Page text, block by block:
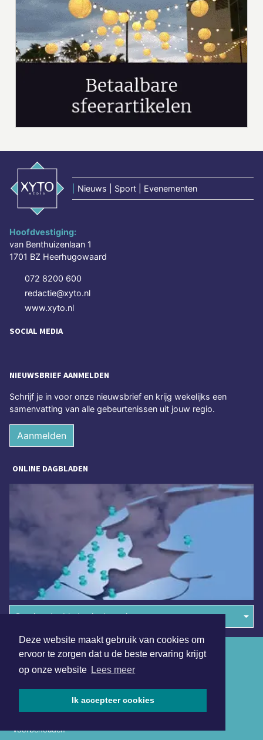
Deze website maakt gebruik van cookies om
ervoor te zorgen dat u de beste ervaring krijgt
op onze website Lees meer
Ik accepteer cookies
Nieuws | Sport | Evenementen
Hoofdvestiging:
van Benthuizenlaan 1
1701 BZ Heerhugowaard
072 8200 600
redactie@xyto.nl
www.xyto.nl
SOCIAL MEDIA
NIEUWSBRIEF AANMELDEN
Schrijf je in voor onze nieuwsbrief en krijg wekelijks een
samenvatting van alle gebeurtenissen uit jouw regio.
Aanmelden
ONLINE DAGBLADEN
Overige dagbladen in de regio
voorbehouden
Algemene voorwaarden
Disclaimer